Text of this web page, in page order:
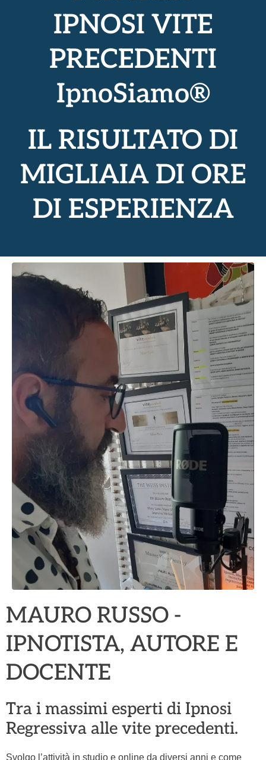
IPNOSI VITE
PRECEDENTI
IpnoSiamo®
IL RISULTATO DI
MIGLIAIA DI ORE
DI ESPERIENZA
MAURO RUSSO -
IPNOTISTA, AUTORE E
DOCENTE
Tra i massimi esperti di Ipnosi
Regressiva alle vite precedenti.
Svolgo l’attività in studio e online da diversi anni e come